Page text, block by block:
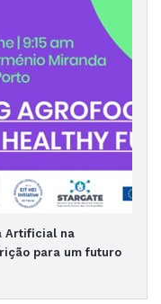
Artificial na
para um futuro